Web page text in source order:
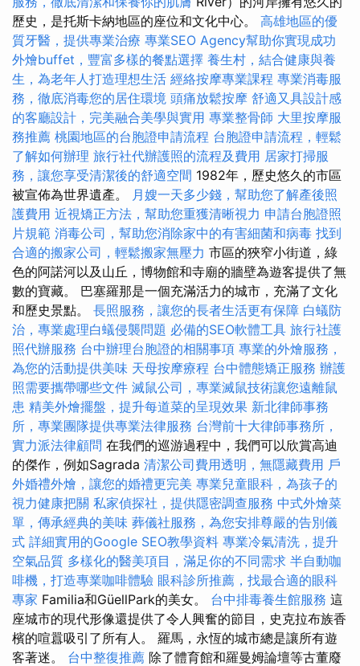
歷史，是托斯卡納地區的座位和文化中心。 高雄地區的優
質牙醫，提供專業治療 專業SEO Agency幫助你實現成功
外燴buffet，豐富多樣的餐點選擇 養生村，結合健康與養
生，為老年人打造理想生活 經絡按摩專業課程 專業消毒服
務，徹底消毒您的居住環境 頭痛放鬆按摩 舒適又具設計感
的客廳設計，完美融合美學與實用 專業整骨師 大里按摩服
務推薦 桃園地區的台胞證申請流程 台胞證申請流程，輕鬆
了解如何辦理 旅行社代辦護照的流程及費用 居家打掃服
務，讓您享受清潔後的舒適空間 1982年，歷史悠久的市區
被宣佈為世界遺產。 月嫂一天多少錢，幫助您了解產後照
護費用 近視矯正方法，幫助您重獲清晰視力 申請台胞證照
片規範 消毒公司，幫助您消除家中的有害細菌和病毒 找到
合適的搬家公司，輕鬆搬家無壓力 市區的狹窄小街道，綠
色的阿諾河以及山丘，博物館和寺廟的牆壁為遊客提供了無
數的寶藏。 巴塞羅那是一個充滿活力的城市，充滿了文化
和歷史景點。 長照服務，讓您的長者生活更有保障 白蟻防
治，專業處理白蟻侵襲問題 必備的SEO軟體工具 旅行社護
照代辦服務 台中辦理台胞證的相關事項 專業的外燴服務，
為您的活動提供美味 天母按摩療程 台中體態矯正服務 辦護
照需要攜帶哪些文件 滅鼠公司，專業滅鼠技術讓您遠離鼠
患 精美外燴擺盤，提升每道菜的呈現效果 新北律師事務
所，專業團隊提供專業法律服務 台灣前十大律師事務所，
實力派法律顧問 在我們的巡游過程中，我們可以欣賞高迪
的傑作，例如Sagrada 清潔公司費用透明，無隱藏費用 戶
外婚禮外燴，讓您的婚禮更完美 專業兒童眼科，為孩子的
視力健康把關 私家偵探社，提供隱密調查服務 中式外燴菜
單，傳承經典的美味 葬儀社服務，為您安排尊嚴的告別儀
式 詳細實用的Google SEO教學資料 專業冷氣清洗，提升
空氣品質 多樣化的醫美項目，滿足你的不同需求 半自動咖
啡機，打造專業咖啡體驗 眼科診所推薦，找最合適的眼科
專家 Familia和GüellPark的美女。 台中排毒養生館服務 這
座城市的現代形像還提供了令人興奮的節目，史克拉布族香
檳的喧囂吸引了所有人。 羅馬，永恆的城市總是讓所有遊
客著迷。 台中整復推薦 除了體育館和羅曼姆論壇等古董廢